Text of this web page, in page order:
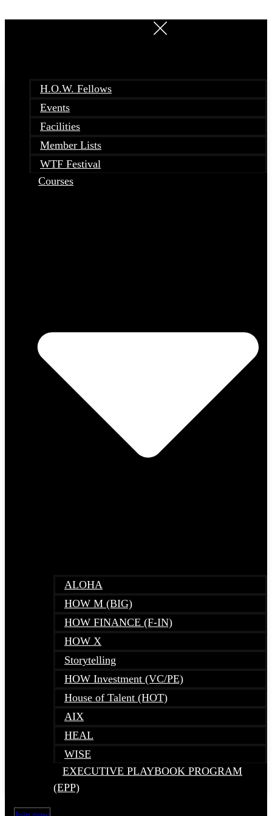
H.O.W. Fellows
Events
Facilities
Member Lists
WTF Festival
Courses
ALOHA
HOW M (BIG)
HOW FINANCE (F-IN)
HOW X
Storytelling
HOW Investment (VC/PE)
House of Talent (HOT)
AIX
HEAL
WISE
EXECUTIVE PLAYBOOK PROGRAM
(EPP)